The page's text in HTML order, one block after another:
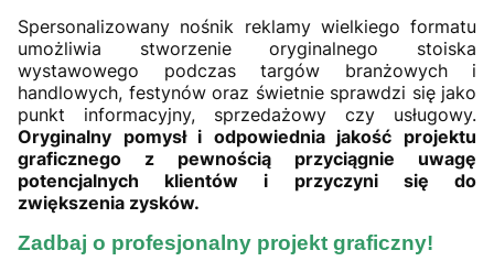
Spersonalizowany nośnik reklamy wielkiego formatu
umożliwia stworzenie oryginalnego stoiska
wystawowego podczas targów branżowych i
handlowych, festynów oraz świetnie sprawdzi się jako
punkt informacyjny, sprzedażowy czy usługowy.
Oryginalny pomysł i odpowiednia jakość projektu
graficznego z pewnością przyciągnie uwagę
potencjalnych klientów i przyczyni się do
zwiększenia zysków.
Zadbaj o profesjonalny projekt graficzny!